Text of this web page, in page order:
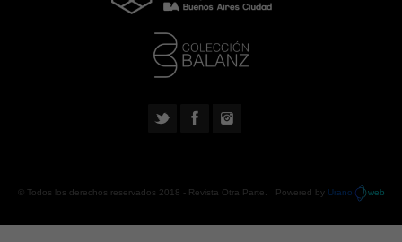
© Todos los derechos reservados 2018 - Revista Otra Parte . Powered by Urano web